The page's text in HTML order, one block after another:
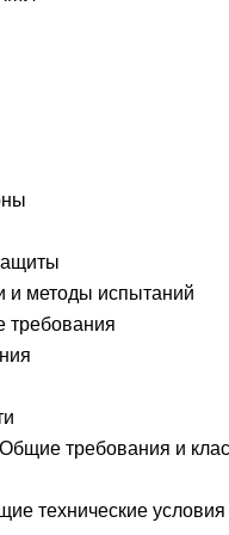
и методы испытаний
требования
требования и
технические условия